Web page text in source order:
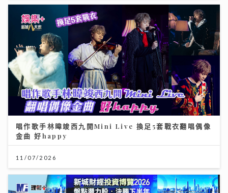
唱作歌手林暐竣西九開Mini Live 換足5套戰衣翻唱偶像
金曲 好happy
11/07/2026